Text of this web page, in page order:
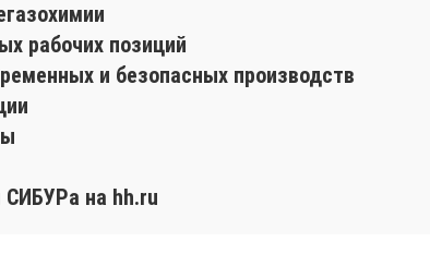
рабочих позиций
и безопасных производств
СИБУРа на hh.ru